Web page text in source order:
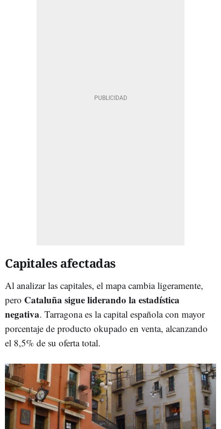
Capitales afectadas
Al analizar las capitales, el mapa cambia ligeramente,
pero Cataluña sigue liderando la estadística
negativa. Tarragona es la capital española con mayor
porcentaje de producto okupado en venta, alcanzando
el 8,5% de su oferta total.